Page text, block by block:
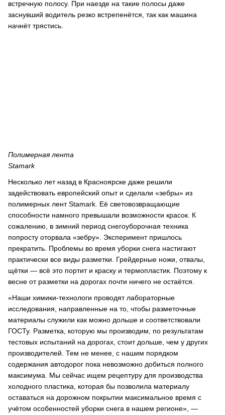
встречную полосу. При наезде на такие полосы даже
заснувший водитель резко встрепенётся, так как машина
начнёт трястись.
Полимерная лента
Stamark
Несколько лет назад в Красноярске даже решили
задействовать европейский опыт и сделали «зебры» из
полимерных лент Stamark. Её световозвращающие
способности намного превышали возможности красок. К
сожалению, в зимний период снегоуборочная техника
попросту оторвала «зебру». Эксперимент пришлось
прекратить. Проблемы во время уборки снега настигают
практически все виды разметки. Грейдерные ножи, отвалы,
щётки — всё это портит и краску и термопластик. Поэтому к
весне от разметки на дорогах почти ничего не остаётся.
«Наши химики-технологи проводят лабораторные
исследования, направленные на то, чтобы разметочные
материалы служили как можно дольше и соответствовали
ГОСТу. Разметка, которую мы производим, по результатам
тестовых испытаний на дорогах, стоит дольше, чем у других
производителей. Тем не менее, с нашим порядком
содержания автодорог пока невозможно добиться полного
максимума. Мы сейчас ищем рецептуру для производства
холодного пластика, которая бы позволила материалу
оставаться на дорожном покрытии максимальное время с
учётом особенностей уборки снега в нашем регионе», ―